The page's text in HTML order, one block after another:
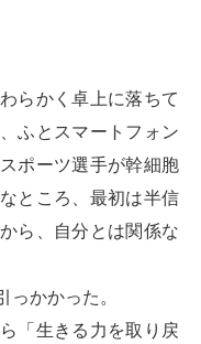
らかく卓上に落ちて
ふとスマートフォン
ポーツ選手が幹細胞
ところ、最初は半信
ら、自分とは関係な
っかかった。
「生きる力を取り戻